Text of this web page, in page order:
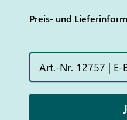
Preis- und
Art.-Nr. 12757 | E-